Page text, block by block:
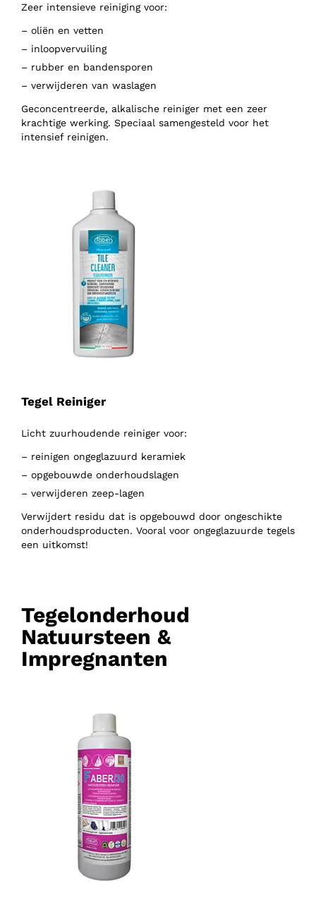
Zeer intensieve reiniging voor:
– oliën en vetten
– inloopvervuiling
– rubber en bandensporen
– verwijderen van waslagen
Geconcentreerde, alkalische reiniger met een zeer
krachtige werking. Speciaal samengesteld voor het
intensief reinigen.
Tegel Reiniger
Licht zuurhoudende reiniger voor:
– reinigen ongeglazuurd keramiek
– opgebouwde onderhoudslagen
– verwijderen zeep-lagen
Verwijdert residu dat is opgebouwd door ongeschikte
onderhoudsproducten. Vooral voor ongeglazuurde tegels
een uitkomst!
Tegelonderhoud
Natuursteen &
Impregnanten